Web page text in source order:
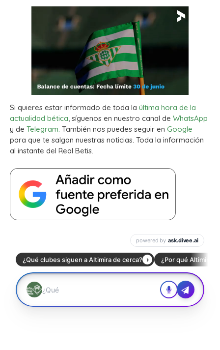
Si quieres estar informado de toda la última hora de la
actualidad bética, síguenos en nuestro canal de WhatsApp
y de Telegram. También nos puedes seguir en Google
para que te salgan nuestras noticias. Toda la información
al instante del Real Betis.